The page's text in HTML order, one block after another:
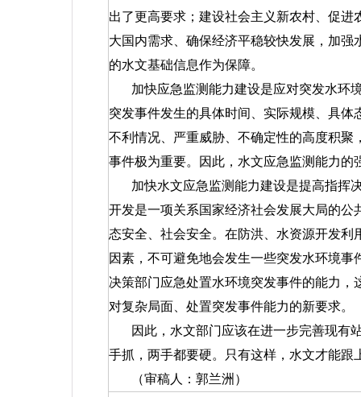
出了更高要求；建设社会主义新农村、促
大国内需求、确保经济平稳较快发展，加
的水文基础信息作为保障。
加快应急监测能力建设是应对突发水环
突发事件发生的具体时间、实际规模、具
不利情况、严重威胁、不确定性的高度积
事件极为重要。因此，水文应急监测能力
加快水文应急监测能力建设是提高指挥
开发是一项关系国家经济社会发展大局的
态安全、社会安全。在防洪、水资源开发
因素，不可避免地会发生一些突发水环境
决策部门应急处置水环境突发事件的能力
对复杂局面、处置突发事件能力的新要求。
因此，水文部门应该在进一步完善现有
手抓，两手都要硬。只有这样，水文才能跟
（审稿人：郭兰洲）